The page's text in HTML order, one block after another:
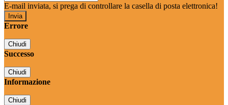
E-mail inviata, si prega di controllare la casella di posta elettronica!
Errore
Chiudi
Successo
Chiudi
Informazione
Chiudi